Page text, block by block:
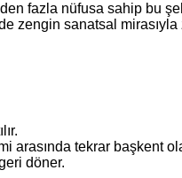
fazla nüfusa sahip
zengin sanatsal
arasında tekrar başkent
döner.